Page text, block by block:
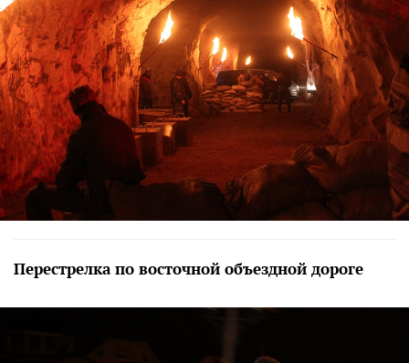
Перестрелка по восточной объездной дороге